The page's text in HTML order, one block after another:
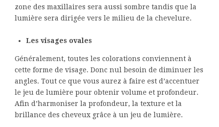
zone des maxillaires sera aussi sombre tandis que la
lumière sera dirigée vers le milieu de la chevelure.
Les visages ovales
Généralement, toutes les colorations conviennent à
cette forme de visage. Donc nul besoin de diminuer les
angles. Tout ce que vous aurez à faire est d’accentuer
le jeu de lumière pour obtenir volume et profondeur.
Afin d’harmoniser la profondeur, la texture et la
brillance des cheveux grâce à un jeu de lumière.